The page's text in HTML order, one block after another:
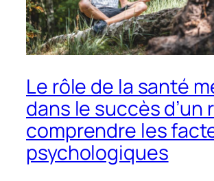
Le rôle de la santé
dans le succès d’un
comprendre les
psychologiques